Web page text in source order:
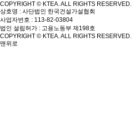
COPYRIGHT © KTEA. ALL RIGHTS RESERVED.
상호명 : 사단법인 한국건설가설협회
사업자번호 : 113-82-03804
법인 설립허가 : 고용노동부 제198호
COPYRIGHT © KTEA. ALL RIGHTS RESERVED.
맨위로